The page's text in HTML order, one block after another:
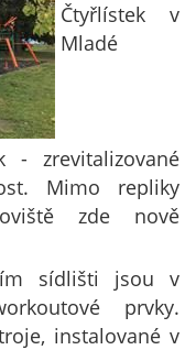
Čtyřlístek v
Mladé
- zrevitalizované
Mimo repliky
zde nově
sídlišti jsou v
prvky.
instalované v